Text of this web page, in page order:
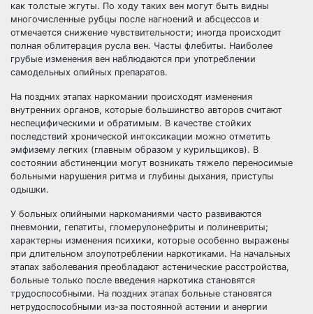
как толстые жгуты. По ходу таких вен могут быть видны
многочисленные рубцы после нагноений и абсцессов и
отмечается снижение чувствительности; иногда происходит
полная облитерация русла вен. Часты флебиты. Наиболее
грубые изменения вен наблюдаются при употреблении
самодельных опийных препаратов.
На поздних этапах наркомании происходят изменения
внутренних органов, которые большинство авторов считают
неспецифическими и обратимым. В качестве стойких
последствий хронической интоксикации можно отметить
эмфизему легких (главным образом у курильщиков). В
состоянии абстиненции могут возникать тяжело переносимые
больными нарушения ритма и глубины дыхания, приступы
одышки.
У больных опийными наркоманиями часто развиваются
пневмонии, гепатиты, гломерулонефриты и полиневриты;
характерны изменения психики, которые особенно выражены
при длительном злоупотреблении наркотиками. На начальных
этапах заболевания преобладают астенические расстройства,
больные только после введения наркотика становятся
трудоспособными. На поздних этапах больные становятся
нетрудоспособными из-за постоянной астении и анергии